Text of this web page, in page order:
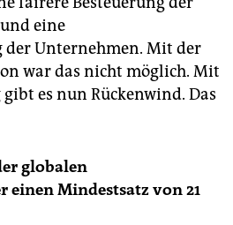
eine
der Unternehmen. Mit der
war das nicht möglich. Mit
es nun Rückenwind. Das
globalen
einen Mindestsatz von 21